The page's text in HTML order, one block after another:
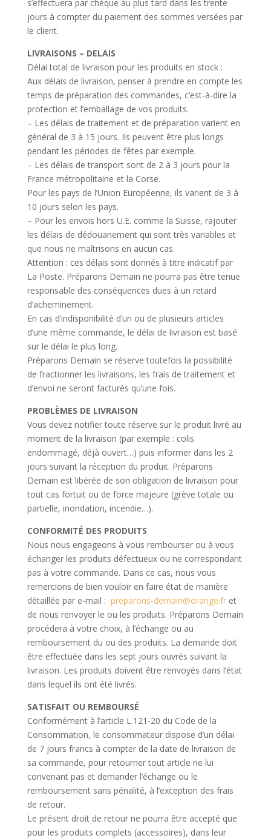
s’effectuera par chèque au plus tard dans les trente
jours à compter du paiement des sommes versées par
le client.
LIVRAISONS – DELAIS
Délai total de livraison pour les produits en stock :
Aux délais de livraison, penser à prendre en compte les
temps de préparation des commandes, c’est-à-dire la
protection et l’emballage de vos produits.
– Les délais de traitement et de préparation varient en
général de 3 à 15 jours. Ils peuvent être plus longs
pendant les périodes de fêtes par exemple.
– Les délais de transport sont de 2 à 3 jours pour la
France métropolitaine et la Corse.
Pour les pays de l’Union Européenne, ils varient de 3 à
10 jours selon les pays.
– Pour les envois hors U.E. comme la Suisse, rajouter
les délais de dédouanement qui sont très variables et
que nous ne maîtrisons en aucun cas.
Attention : ces délais sont donnés à titre indicatif par
La Poste. Préparons Demain ne pourra pas être tenue
responsable des conséquences dues à un retard
d’acheminement.
En cas d’indisponibilité d’un ou de plusieurs articles
d’une même commande, le délai de livraison est basé
sur le délai le plus long.
Préparons Demain se réserve toutefois la possibilité
de fractionner les livraisons, les frais de traitement et
d’envoi ne seront facturés qu’une fois.
PROBLÈMES DE LIVRAISON
Vous devez notifier toute réserve sur le produit livré au
moment de la livraison (par exemple : colis
endommagé, déjà ouvert…) puis informer dans les 2
jours suivant la réception du produit. Préparons
Demain est libérée de son obligation de livraison pour
tout cas fortuit ou de force majeure (grève totale ou
partielle, inondation, incendie…).
CONFORMITÉ DES PRODUITS
Nous nous engageons à vous rembourser ou à vous
échanger les produits défectueux ou ne correspondant
pas à votre commande. Dans ce cas, nous vous
remercions de bien vouloir en faire état de manière
détaillée par e-mail : preparons-demain@orange.fret
de nous renvoyer le ou les produits. Préparons Demain
procédera à votre choix, à l’échange ou au
remboursement du ou des produits. La demande doit
être effectuée dans les sept jours ouvrés suivant la
livraison. Les produits doivent être renvoyés dans l’état
dans lequel ils ont été livrés.
SATISFAIT OU REMBOURSÉ
Conformément à l’article L.121-20 du Code de la
Consommation, le consommateur dispose d’un délai
de 7 jours francs à compter de la date de livraison de
sa commande, pour retourner tout article ne lui
convenant pas et demander l’échange ou le
remboursement sans pénalité, à l’exception des frais
de retour.
Le présent droit de retour ne pourra être accepté que
pour les produits complets (accessoires), dans leur